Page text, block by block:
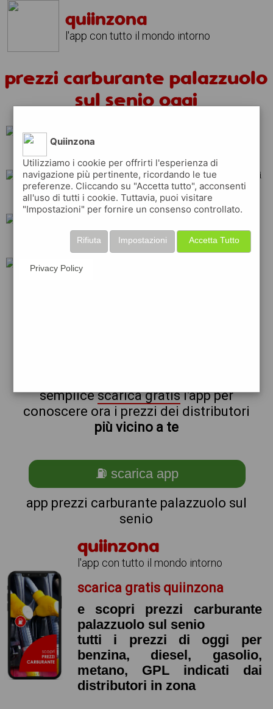
quiinzona
l'app con tutto il mondo intorno
prezzi carburante palazzuolo
sul senio oggi
repsol shell
q8 esso
semplicescarica gratisl'app per
conoscere ora i prezzi dei distributori
più vicino a te
⛽ scarica app
app prezzi carburante palazzuolo sul
senio
quiinzona
l'app con tutto il mondo intorno
scarica gratis quiinzona
e scopri prezzi carburante
palazzuolo sul senio
tutti i prezzi di oggi per
benzina, diesel, gasolio,
metano, GPL indicati dai
distributori in zona
Quiinzona
Utilizziamo i cookie per offrirti l'esperienza di
navigazione più pertinente, ricordando le tue
preferenze. Cliccando su "Accetta tutto", acconsenti
all'uso di tutti i cookie. Tuttavia, puoi visitare
"Impostazioni" per fornire un consenso controllato.
Accetta Tutto
Impostazioni
Rifiuta
Privacy Policy